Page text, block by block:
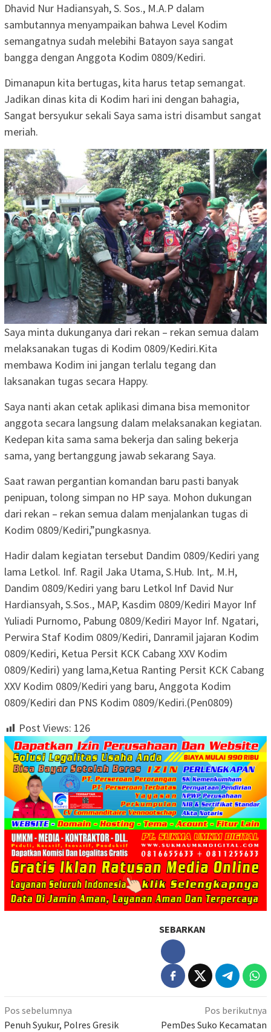
Dhavid Nur Hadiansyah, S. Sos., M.A.P dalam
sambutannya menyampaikan bahwa Level Kodim
semangatnya sudah melebihi Batayon saya sangat
bangga dengan Anggota Kodim 0809/Kediri.
Dimanapun kita bertugas, kita harus tetap semangat.
Jadikan dinas kita di Kodim hari ini dengan bahagia,
Sangat bersyukur sekali Saya sama istri disambut sangat
meriah.
Saya minta dukunganya dari rekan – rekan semua dalam
melaksanakan tugas di Kodim 0809/Kediri.Kita
membawa Kodim ini jangan terlalu tegang dan
laksanakan tugas secara Happy.
Saya nanti akan cetak aplikasi dimana bisa memonitor
anggota secara langsung dalam melaksanakan kegiatan.
Kedepan kita sama sama bekerja dan saling bekerja
sama, yang bertanggung jawab sekarang Saya.
Saat rawan pergantian komandan baru pasti banyak
penipuan, tolong simpan no HP saya. Mohon dukungan
dari rekan – rekan semua dalam menjalankan tugas di
Kodim 0809/Kediri,”pungkasnya.
Hadir dalam kegiatan tersebut Dandim 0809/Kediri yang
lama Letkol. Inf. Ragil Jaka Utama, S.Hub. Int,. M.H,
Dandim 0809/Kediri yang baru Letkol Inf David Nur
Hardiansyah, S.Sos., MAP, Kasdim 0809/Kediri Mayor Inf
Yuliadi Purnomo, Pabung 0809/Kediri Mayor Inf. Ngatari,
Perwira Staf Kodim 0809/Kediri, Danramil jajaran Kodim
0809/Kediri, Ketua Persit KCK Cabang XXV Kodim
0809/Kediri) yang lama,Ketua Ranting Persit KCK Cabang
XXV Kodim 0809/Kediri yang baru, Anggota Kodim
0809/Kediri dan PNS Kodim 0809/Kediri.(Pen0809)
Post Views: 126
SEBARKAN
Navigasi
Pos sebelumnya
Penuh Syukur, Polres Gresik
Pos berikutnya
PemDes Suko Kecamatan